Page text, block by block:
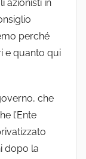
azionisti in
perché
e quanto qui
che
l’Ente
dopo la